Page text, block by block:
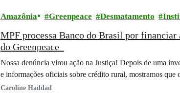
Amazônia Greenpeace Desmatamento
MPF processa Banco do Brasil por
do Greenpeace
Nossa denúncia virou ação na Justiça! Depois de uma
e informações oficiais sobre crédito rural, mostramos
Caroline Haddad